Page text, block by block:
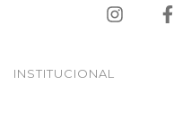
INSTITUCIONAL